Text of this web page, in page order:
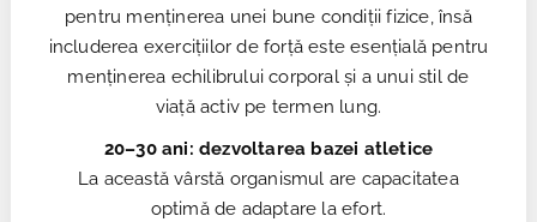
pentru menținerea unei bune condiții fizice, însă
includerea exercițiilor de forță este esențială pentru
menținerea echilibrului corporal și a unui stil de
viață activ pe termen lung.
20–30 ani: dezvoltarea bazei atletice
La această vârstă organismul are capacitatea
optimă de adaptare la efort.